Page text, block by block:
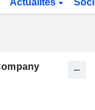
Actualités